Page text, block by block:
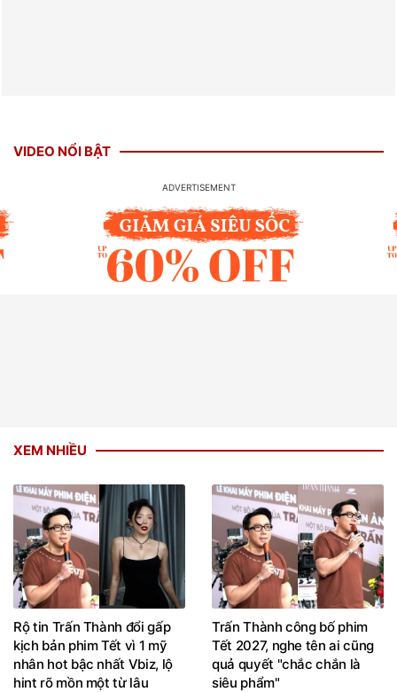
VIDEO NỔI BẬT
XEM NHIỀU
Rộ tin Trấn Thành đổi gấp
kịch bản phim Tết vì 1 mỹ
nhân hot bậc nhất Vbiz, lộ
hint rõ mồn một từ lâu
Trấn Thành công bố phim
Tết 2027, nghe tên ai cũng
quả quyết "chắc chắn là
siêu phẩm"